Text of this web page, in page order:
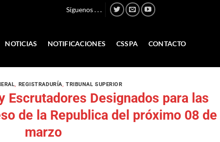
Síguenos . . .
NOTICIAS NOTIFICACIONES CSSPA CONTACTO
, REGISTRADURÍA, TRIBUNAL SUPERIOR
Escrutadores Designados para las
de la Republica del próximo 08 de
marzo